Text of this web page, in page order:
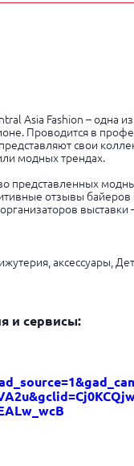
Asia Fashion – одна
Проводится в
свои
модных трендах.
представленных
отзывы
аксессуары,
и сервисы: